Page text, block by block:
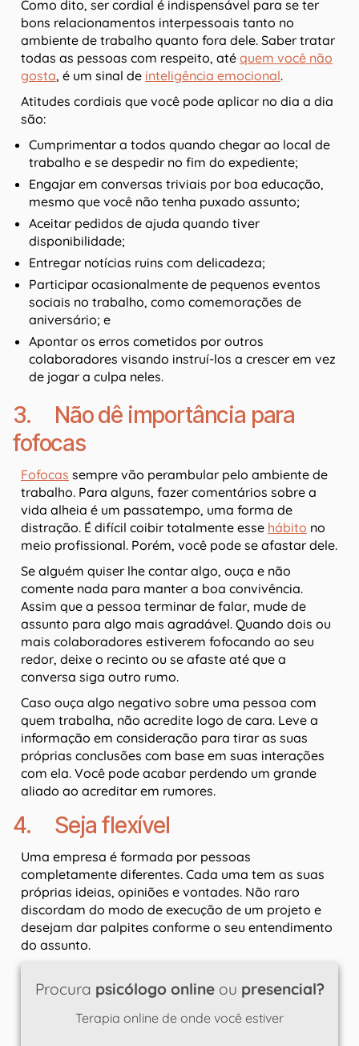
Como dito, ser cordial é indispensável para se ter
bons relacionamentos interpessoais tanto no
ambiente de trabalho quanto fora dele. Saber tratar
todas as pessoas com respeito, até quem você não
gosta, é um sinal de inteligência emocional.
Atitudes cordiais que você pode aplicar no dia a dia
são:
Cumprimentar a todos quando chegar ao local de
trabalho e se despedir no fim do expediente;
Engajar em conversas triviais por boa educação,
mesmo que você não tenha puxado assunto;
Aceitar pedidos de ajuda quando tiver
disponibilidade;
Entregar notícias ruins com delicadeza;
Participar ocasionalmente de pequenos eventos
sociais no trabalho, como comemorações de
aniversário; e
Apontar os erros cometidos por outros
colaboradores visando instruí-los a crescer em vez
de jogar a culpa neles.
3. Não dê importância para
fofocas
Fofocas sempre vão perambular pelo ambiente de
trabalho. Para alguns, fazer comentários sobre a
vida alheia é um passatempo, uma forma de
distração. É difícil coibir totalmente esse hábito no
meio profissional. Porém, você pode se afastar dele.
Se alguém quiser lhe contar algo, ouça e não
comente nada para manter a boa convivência.
Assim que a pessoa terminar de falar, mude de
assunto para algo mais agradável. Quando dois ou
mais colaboradores estiverem fofocando ao seu
redor, deixe o recinto ou se afaste até que a
conversa siga outro rumo.
Caso ouça algo negativo sobre uma pessoa com
quem trabalha, não acredite logo de cara. Leve a
informação em consideração para tirar as suas
próprias conclusões com base em suas interações
com ela. Você pode acabar perdendo um grande
aliado ao acreditar em rumores.
4. Seja flexível
Uma empresa é formada por pessoas
completamente diferentes. Cada uma tem as suas
próprias ideias, opiniões e vontades. Não raro
discordam do modo de execução de um projeto e
desejam dar palpites conforme o seu entendimento
do assunto.
Procura psicólogo onlineou presencial?
Terapia online de onde você estiver